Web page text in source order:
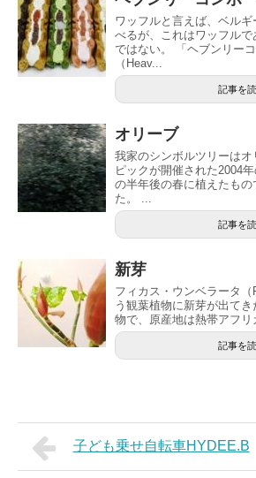
ワッフルと言えば、ベル
べるが、これはワッフル
ではない。 「ヘブンリー
（Heav...
記事を
オリーブ
我家のシンボルツリーは
ピックが開催された2004
の半年後の春に植えたもの
た。 ...
記事を
新芽
フィカス・ウンベラータ
う観葉植物に新芽が出て
物で、原産地は熱帯アフリ
記事を
子ども乗せ自転車HYDEE.B